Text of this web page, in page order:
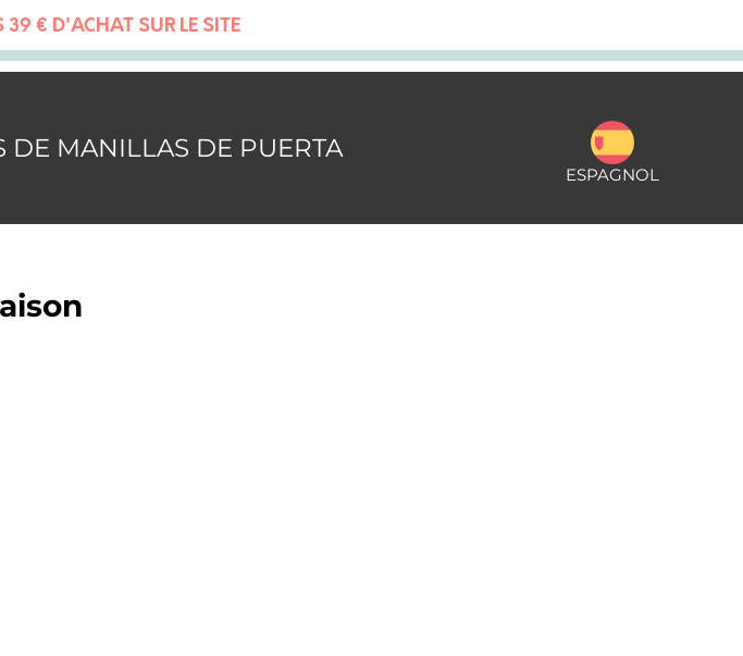
39 € D'ACHAT SUR LE SITE
DE MANILLAS DE PUERTA
ESPAGNOL